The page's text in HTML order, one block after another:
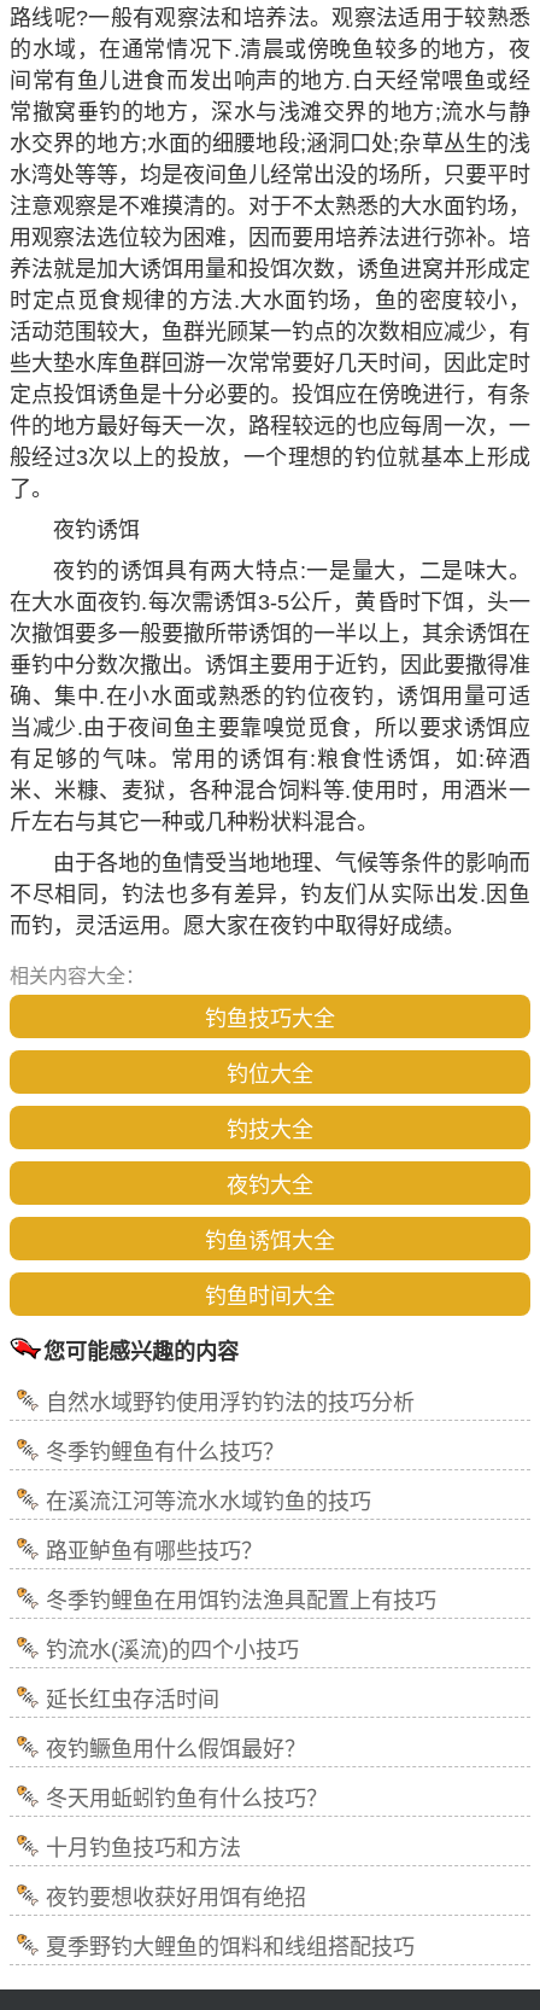
路线呢?一般有观察法和培养法。观察法适用于较熟悉
的水域，在通常情况下.清晨或傍晚鱼较多的地方，夜
间常有鱼儿进食而发出响声的地方.白天经常喂鱼或经
常撤窝垂钓的地方，深水与浅滩交界的地方;流水与静
水交界的地方;水面的细腰地段;涵洞口处;杂草丛生的浅
水湾处等等，均是夜间鱼儿经常出没的场所，只要平时
注意观察是不难摸清的。对于不太熟悉的大水面钓场，
用观察法选位较为困难，因而要用培养法进行弥补。培
养法就是加大诱饵用量和投饵次数，诱鱼进窝并形成定
时定点觅食规律的方法.大水面钓场，鱼的密度较小，
活动范围较大，鱼群光顾某一钓点的次数相应减少，有
些大垫水库鱼群回游一次常常要好几天时间，因此定时
定点投饵诱鱼是十分必要的。投饵应在傍晚进行，有条
件的地方最好每天一次，路程较远的也应每周一次，一
般经过3次以上的投放，一个理想的钓位就基本上形成
了。
夜钓诱饵
夜钓的诱饵具有两大特点:一是量大，二是味大。
在大水面夜钓.每次需诱饵3-5公斤，黄昏时下饵，头一
次撤饵要多一般要撤所带诱饵的一半以上，其余诱饵在
垂钓中分数次撒出。诱饵主要用于近钓，因此要撒得准
确、集中.在小水面或熟悉的钓位夜钓，诱饵用量可适
当减少.由于夜间鱼主要靠嗅觉觅食，所以要求诱饵应
有足够的气味。常用的诱饵有:粮食性诱饵，如:碎酒
米、米糠、麦狱，各种混合饲料等.使用时，用酒米一
斤左右与其它一种或几种粉状料混合。
由于各地的鱼情受当地地理、气候等条件的影响而
不尽相同，钓法也多有差异，钓友们从实际出发.因鱼
而钓，灵活运用。愿大家在夜钓中取得好成绩。
相关内容大全：
钓鱼技巧大全
钓位大全
钓技大全
夜钓大全
钓鱼诱饵大全
钓鱼时间大全
您可能感兴趣的内容
自然水域野钓使用浮钓钓法的技巧分析
冬季钓鲤鱼有什么技巧？
在溪流江河等流水水域钓鱼的技巧
路亚鲈鱼有哪些技巧？
冬季钓鲤鱼在用饵钓法渔具配置上有技巧
钓流水(溪流)的四个小技巧
延长红虫存活时间
夜钓鳜鱼用什么假饵最好？
冬天用蚯蚓钓鱼有什么技巧？
十月钓鱼技巧和方法
夜钓要想收获好用饵有绝招
夏季野钓大鲤鱼的饵料和线组搭配技巧